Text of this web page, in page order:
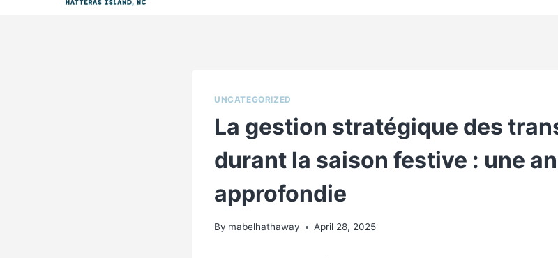
UNCATEGORIZED
La gestion stratégique des
durant la saison festive : une
approfondie
By mabelhathaway April 28, 2025